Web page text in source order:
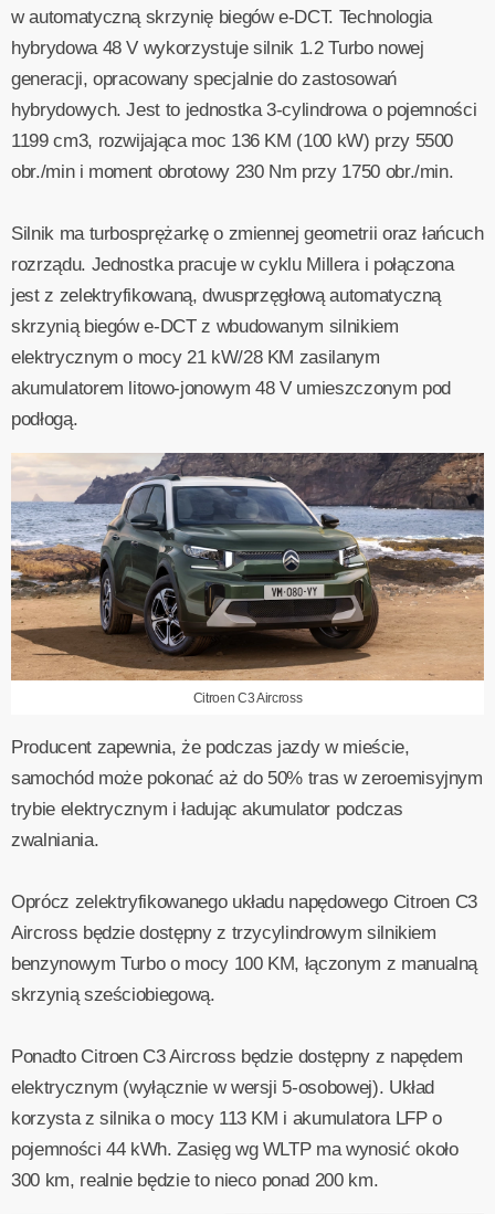
w automatyczną skrzynię biegów e-DCT. Technologia
hybrydowa 48 V wykorzystuje silnik 1.2 Turbo nowej
generacji, opracowany specjalnie do zastosowań
hybrydowych. Jest to jednostka 3-cylindrowa o pojemności
1199 cm3, rozwijająca moc 136 KM (100 kW) przy 5500
obr./min i moment obrotowy 230 Nm przy 1750 obr./min.
Silnik ma turbosprężarkę o zmiennej geometrii oraz łańcuch
rozrządu. Jednostka pracuje w cyklu Millera i połączona
jest z zelektryfikowaną, dwusprzęgłową automatyczną
skrzynią biegów e-DCT z wbudowanym silnikiem
elektrycznym o mocy 21 kW/28 KM zasilanym
akumulatorem litowo-jonowym 48 V umieszczonym pod
podłogą.
Citroen C3 Aircross
Producent zapewnia, że podczas jazdy w mieście,
samochód może pokonać aż do 50% tras w zeroemisyjnym
trybie elektrycznym i ładując akumulator podczas
zwalniania.
Oprócz zelektryfikowanego układu napędowego Citroen C3
Aircross będzie dostępny z trzycylindrowym silnikiem
benzynowym Turbo o mocy 100 KM, łączonym z manualną
skrzynią sześciobiegową.
Ponadto Citroen C3 Aircross będzie dostępny z napędem
elektrycznym (wyłącznie w wersji 5-osobowej). Układ
korzysta z silnika o mocy 113 KM i akumulatora LFP o
pojemności 44 kWh. Zasięg wg WLTP ma wynosić około
300 km, realnie będzie to nieco ponad 200 km.